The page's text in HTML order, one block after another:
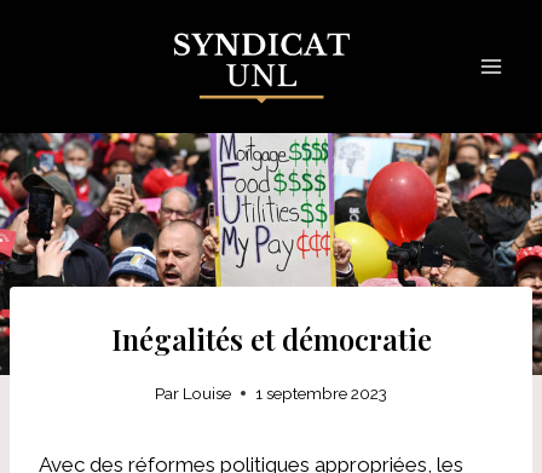
Inégalités et démocratie
Par Louise 1 septembre 2023
Avec des réformes politiques appropriées, les